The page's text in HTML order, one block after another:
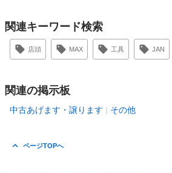
関連キーワード検索
店頭 MAX 工具 JAN
関連の掲示板
中古あげます・譲ります その他
ページTOPへ